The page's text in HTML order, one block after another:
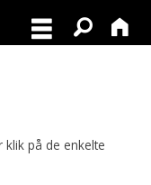
på de enkelte